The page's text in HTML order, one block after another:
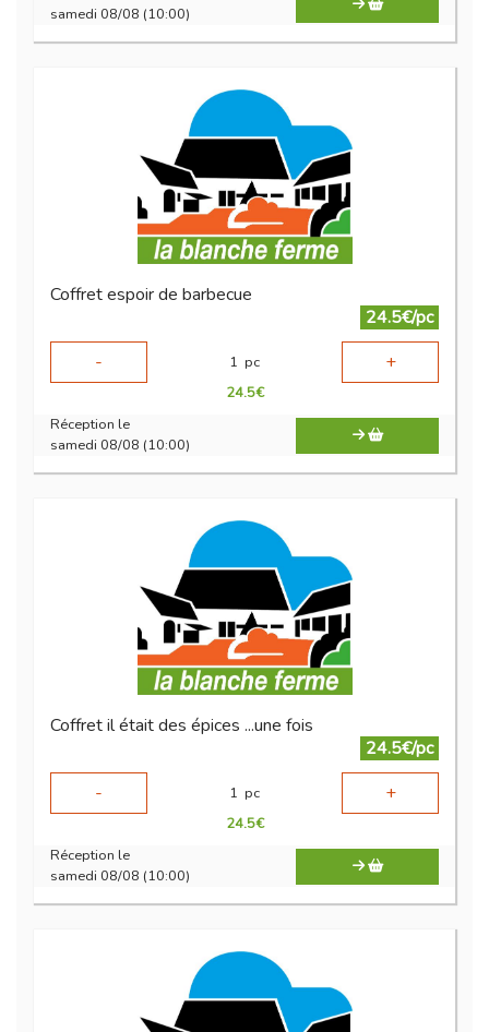
samedi 08/08 (10:00)
Coffret espoir de barbecue
24.5€/pc
-
1 pc +
24.5€
Réception le
samedi 08/08 (10:00)
Coffret il était des épices ...une fois
24.5€/pc
-
1 pc +
24.5€
Réception le
samedi 08/08 (10:00)